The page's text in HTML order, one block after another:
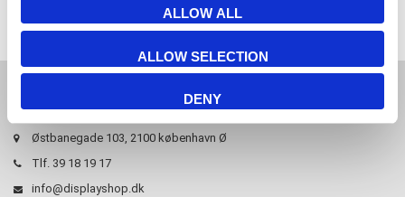
ALLOW ALL
ALLOW SELECTION
DENY
JL Gruppen Salg/Display ApS
Østbanegade 103, 2100 københavn Ø
Tlf. 39 18 19 17
info@displayshop.dk